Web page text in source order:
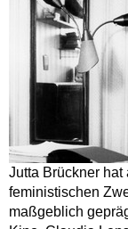
Jutta Brückner
feministischen
maßgeblich